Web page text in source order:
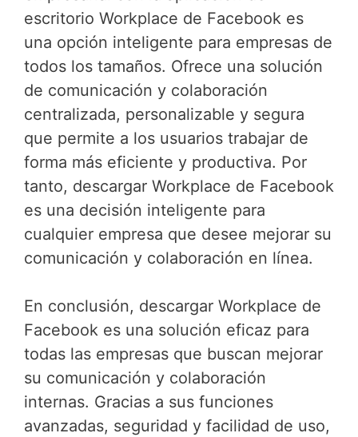
escritorio Workplace de Facebook es
una opción inteligente para empresas de
todos los tamaños. Ofrece una solución
de comunicación y colaboración
centralizada, personalizable y segura
que permite a los usuarios trabajar de
forma más eficiente y productiva. Por
tanto, descargar Workplace de Facebook
es una decisión inteligente para
cualquier empresa que desee mejorar su
comunicación y colaboración en línea.
En conclusión, descargar Workplace de
Facebook es una solución eficaz para
todas las empresas que buscan mejorar
su comunicación y colaboración
internas. Gracias a sus funciones
avanzadas, seguridad y facilidad de uso,